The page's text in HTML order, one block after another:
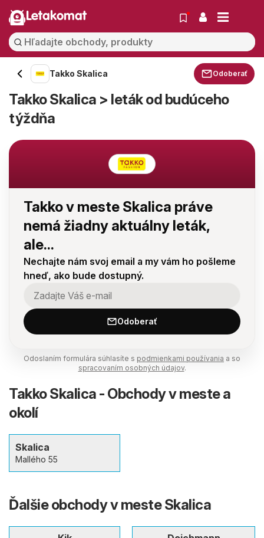
Letakomat
Takko Skalica Odoberať
Takko Skalica > leták od budúceho
týždňa
Takko v meste Skalica práve
nemá žiadny aktuálny leták,
ale...
Nechajte nám svoj email a my vám ho pošleme
hneď, ako bude dostupný.
Odoberať
Odoslaním formulára súhlasíte s podmienkami používania a so
spracovaním osobných údajov.
Takko Skalica - Obchody v meste a
okolí
Skalica
Mallého 55
Ďalšie obchody v meste Skalica